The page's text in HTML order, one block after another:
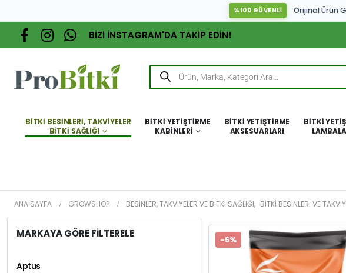
%100 GÜVENLİ Orijinal Ürün
BİZİ İNSTAGRAM'DA TAKİP EDİN!
BITKI BESINLERI, TAKVIYELER
BITKI SAĞLIĞI
BITKI YETIŞTIRME
KABINLERI
BITKI YETIŞTIRME
AKSESUARLARI
BITKI
ANA SAYFA GROWSHOP BESINLER, TAKVIYELER VE BITKI SAĞLIĞI, BITKI BESINLERI VE
-5%
MARKAYA GÖRE FİLTERELE
Aptus